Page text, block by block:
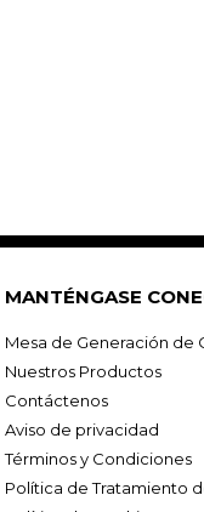
MANTÉNGASE
Mesa de Generación de
Nuestros Productos
Contáctenos
Aviso de privacidad
Términos y Condiciones
Política de Tratamiento